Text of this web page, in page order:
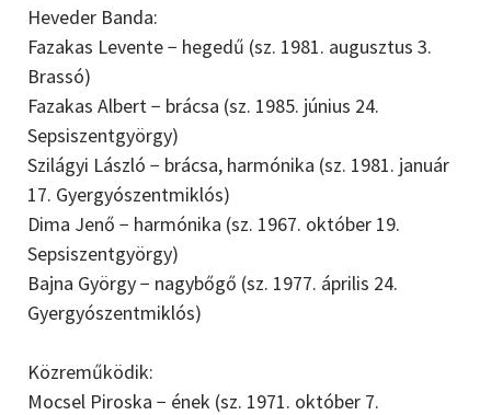
Heveder Banda:
Fazakas Levente − hegedű (sz. 1981. augusztus 3.
Brassó)
Fazakas Albert − brácsa (sz. 1985. június 24.
Sepsiszentgyörgy)
Szilágyi László − brácsa, harmónika (sz. 1981. január
17. Gyergyószentmiklós)
Dima Jenő − harmónika (sz. 1967. október 19.
Sepsiszentgyörgy)
Bajna György − nagybőgő (sz. 1977. április 24.
Gyergyószentmiklós)
Közreműködik:
Mocsel Piroska − ének (sz. 1971. október 7.